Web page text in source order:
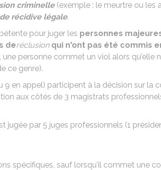
criminelle(exemple : le meurtre ou les
récidive légale.
pour juger les personnes
deréclusion qui n'ont pas été commis
une personne commet un viol alors qu'elle
ce genre).
9 en appel) participent à la décision sur la
aux côtés de 3 magistrats
jugée par 5 juges professionnels (1
spécifiques, sauf lorsqu'il commet une